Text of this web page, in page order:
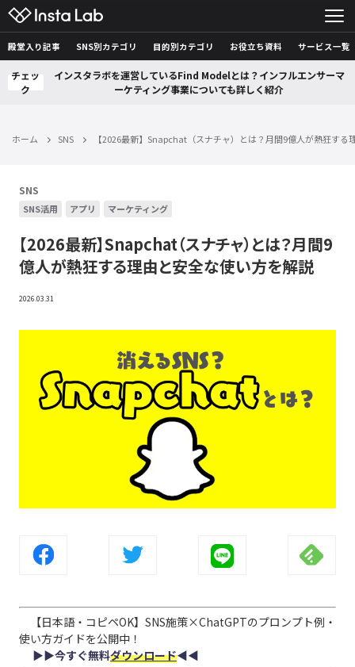
殿堂入り記事 SNS別カテゴリ 目的別カテゴリ お役立ち資料 サービス一覧
チェッ
ク
インスタラボを運営しているFind Modelとは？インフルエンサーマ
ーケティング事業についても詳しく紹介
ホーム SNS 【2026最新】Snapchat（スナチャ）とは？月間9億人が熱狂する
SNS
SNS活用 アプリ マーケティング
【2026最新】Snapchat（スナチャ）とは？月間9
億人が熱狂する理由と安全な使い方を解説
2026.03.31
【日本語・コピペOK】SNS施策×ChatGPTのプロンプト例・
使い方ガイドを公開中！
▶︎▶︎今すぐ無料ダウンロード◀︎◀︎